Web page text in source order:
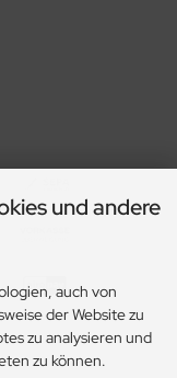
und andere
auch von
der Website zu
zu analysieren und
zu können.